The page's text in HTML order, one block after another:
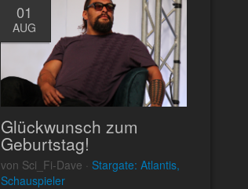
01
AUG
Glückwunsch zum
Geburtstag!
von Sci_Fi-Dave · Stargate: Atlantis,
Schauspieler